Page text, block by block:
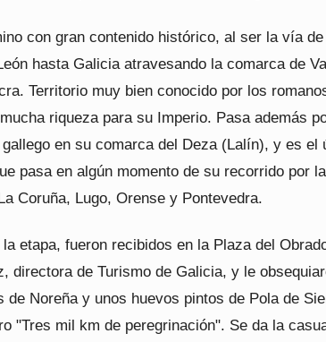
con gran contenido histórico, al ser la vía
hasta Galicia atravesando la comarca de
Territorio muy bien conocido por los
riqueza para su Imperio. Pasa además
en su comarca del Deza (Lalín), y es el
pasa en algún momento de su recorrido por
Coruña, Lugo, Orense y Pontevedra.
etapa, fueron recibidos en la Plaza del
directora de Turismo de Galicia, y le
de Noreña y unos huevos pintos de Pola de
"Tres mil km de peregrinación". Se da la